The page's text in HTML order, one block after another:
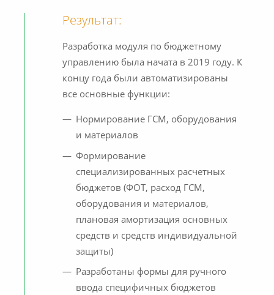
Результат:
Разработка модуля по бюджетному
управлению была начата в 2019 году. К
концу года были автоматизированы
все основные функции:
Нормирование ГСМ, оборудования
и материалов
Формирование
специализированных расчетных
бюджетов (ФОТ, расход ГСМ,
оборудования и материалов,
плановая амортизация основных
средств и средств индивидуальной
защиты)
Разработаны формы для ручного
ввода специфичных бюджетов